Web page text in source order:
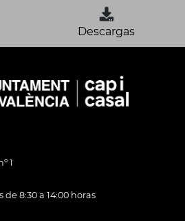
Descargas
1
de 8:30 a 14:00 horas